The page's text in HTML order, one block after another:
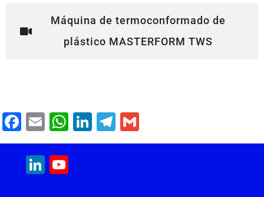
Máquina de termoconformado de
plástico MASTERFORM TWS
F
a
c
e
E
m
ai
W
h
Li
n
T
el m
LinkedIn